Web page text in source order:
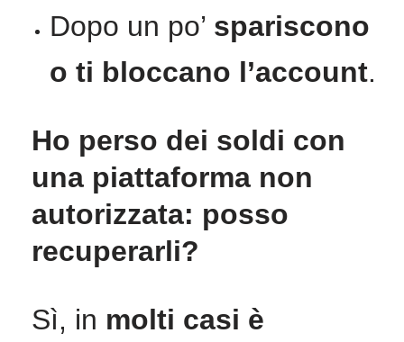
Dopo un po’ spariscono
o ti bloccano l’account.
Ho perso dei soldi con
una piattaforma non
autorizzata: posso
recuperarli?
Sì, in molti casi è